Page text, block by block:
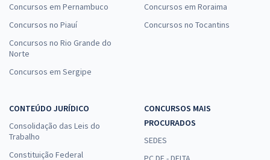
Concursos em Pernambuco
Concursos no Piauí
Concursos no Rio Grande do
Norte
Concursos em Sergipe
Concursos em Roraima
Concursos no Tocantins
CONTEÚDO JURÍDICO
Consolidação das Leis do
Trabalho
Constituição Federal
CONCURSOS MAIS
PROCURADOS
SEDES